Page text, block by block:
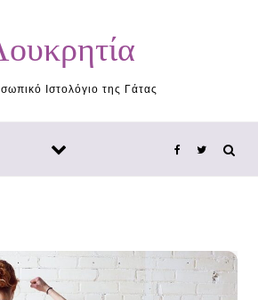
Ιστολόγιο της Γάτας